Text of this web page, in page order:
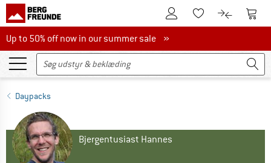
Til kundekontoenTil huskesedlen.
Til Til
Up to 50% off now in our summer sale
Up to 50% off now in our summer sale »
Daypacks
Bjergentusiast Hannes